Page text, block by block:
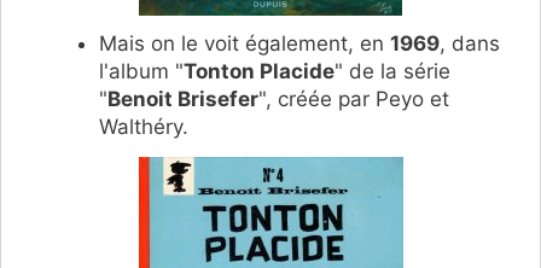
Mais on le voit également, en 1969, dans
l'album "Tonton Placide" de la série
"Benoit Brisefer", créée par Peyo et
Walthéry.